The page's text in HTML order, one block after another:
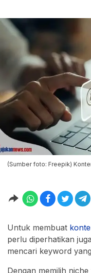
(Sumber foto: Freepik)
Untuk membuat
perlu diperhatikan
mencari keyword
Dengan memilih